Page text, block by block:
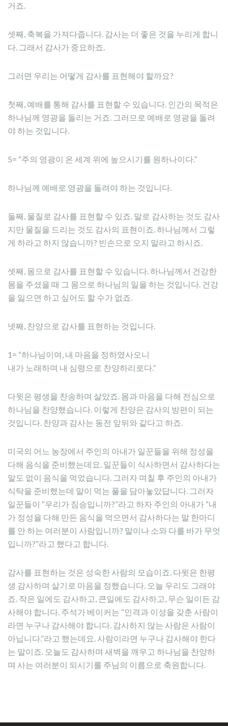
거죠.
셋째, 축복을 가져다줍니다. 감사는 더 좋은 것을 누리게 합니
다. 그래서 감사가 중요하죠.
그러면 우리는 어떻게 감사를 표현해야 할까요?
첫째, 예배를 통해 감사를 표현할 수 있습니다. 인간의 목적은
하나님께 영광을 돌리는 거죠. 그러므로 예배로 영광을 돌려
야 하는 것입니다.
5= “주의 영광이 온 세계 위에 높으시기를 원하나이다.”
하나님께 예배로 영광을 돌려야 하는 것입니다.
둘째, 물질로 감사를 표현할 수 있죠. 말로 감사하는 것도 감사
지만 물질을 드리는 것도 감사의 표현이죠. 하나님께서 그렇
게 하라고 하지 않습니까? 빈손으로 오지 말라고 하시죠.
셋째, 몸으로 감사를 표현할 수 있습니다. 하나님께서 건강한
몸을 주셨을 때 그 몸으로 하나님의 일을 하는 것입니다. 건강
을 잃으면 하고 싶어도 할 수가 없죠.
넷째, 찬양으로 감사를 표현하는 것입니다.
1= “하나님이여, 내 마음을 정하였사오니
내가 노래하며 내 심령으로 찬양하리로다.”
다윗은 평생을 찬송하며 살았죠. 몸과 마음을 다해 전심으로
하나님을 찬양했습니다. 이렇게 찬양은 감사의 방편이 되는
것입니다. 찬양과 감사는 동전 앞뒤와 같다고 하죠.
미국의 어느 농장에서 주인의 아내가 일꾼들을 위해 정성을
다해 음식을 준비했는데요. 일꾼들이 식사하면서 감사하다는
말도 없이 음식을 먹었습니다. 그러자 며칠 후 주인의 아내가
식탁을 준비했는데 말이 먹는 풀을 담아놓았답니다. 그러자
일꾼들이 “우리가 짐승입니까?”라고 하자 주인의 아내가 “내
가 정성을 다해 만든 음식을 먹으면서 감사하다는 말 한마디
를 안 하는 여러분이 사람입니까? 말이나 소와 다를 바가 무엇
입니까?”라고 했다고 합니다.
감사를 표현하는 것은 성숙한 사람의 모습이죠. 다윗은 한평
생 감사하며 살기로 마음을 정했습니다. 오늘 우리도 그래야
죠. 작은 일에도 감사하고, 큰일에도 감사하고, 무슨 일이든 감
사해야 합니다. 주석가 베이커는 “인격과 이성을 갖춘 사람이
라면 누구나 감사해야 합니다. 감사하지 않는 사람은 사람이
아닙니다.”라고 했는데요. 사람이라면 누구나 감사해야 한다
는 말이죠. 오늘도 감사하며 새벽을 깨우고 하나님을 찬양하
며 사는 여러분이 되시기를 주님의 이름으로 축원합니다.